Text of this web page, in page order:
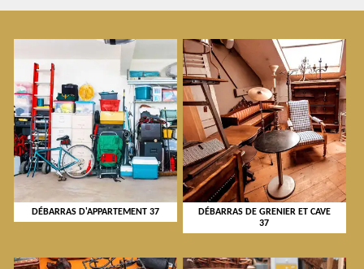
DÉBARRAS D'APPARTEMENT 37
DÉBARRAS DE GRENIER ET CAVE
37